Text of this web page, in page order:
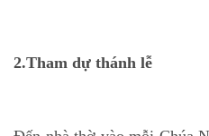
2.Tham dự thánh lễ